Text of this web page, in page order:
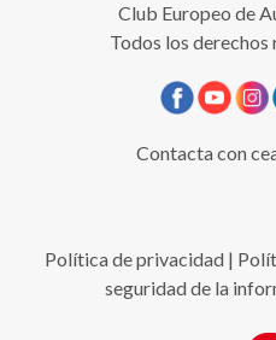
Club Europeo de
Todos los
Contacta con
Política de privacidad |
seguridad de la